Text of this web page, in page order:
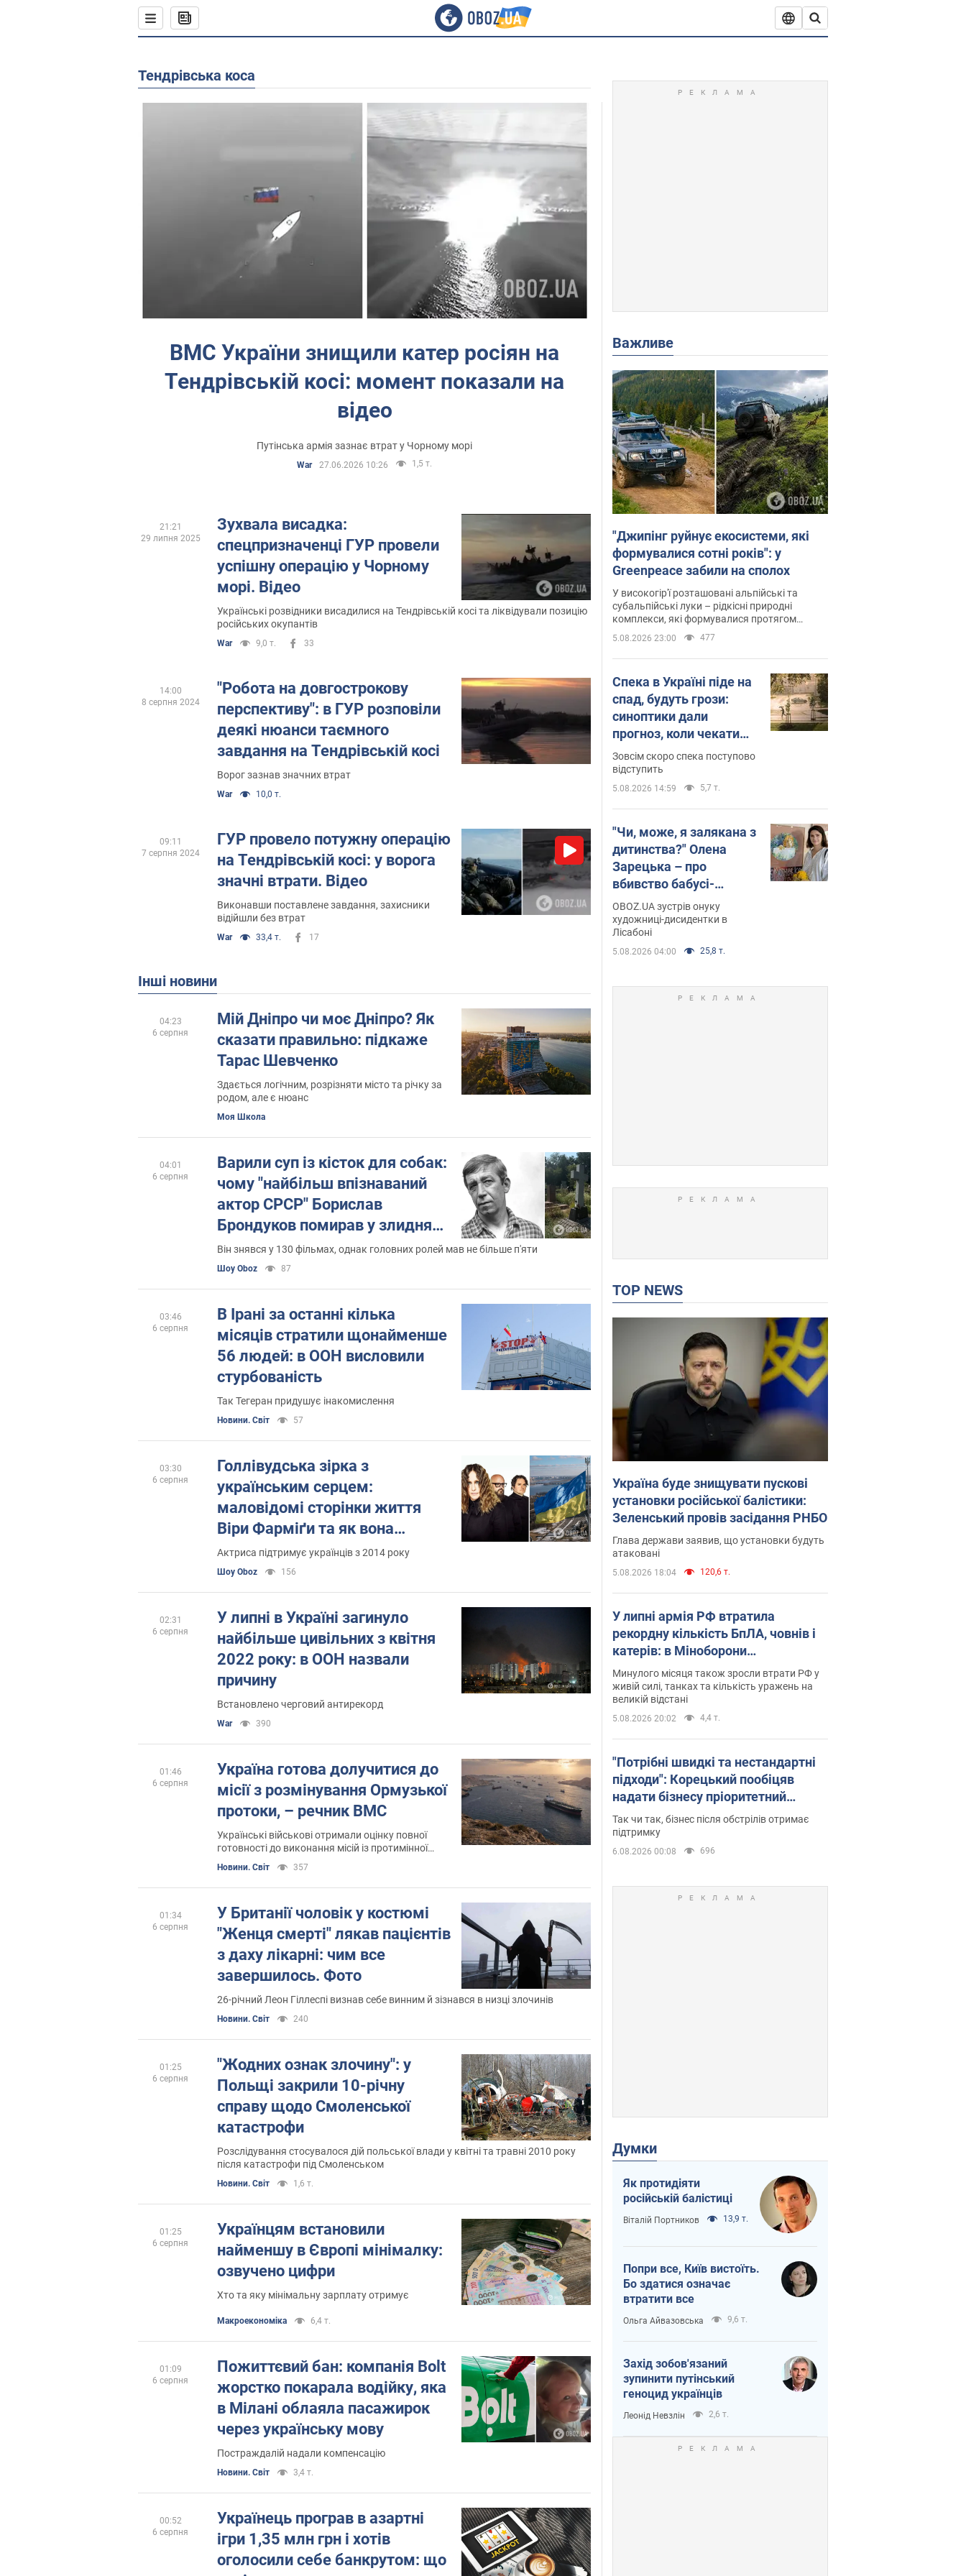
Тендрівська коса
ВМС України знищили катер росіян на
Тендрівській косі: момент показали на
відео
Путінська армія зазнає втрат у Чорному морі
War 27.06.2026 10:26 1,5 т.
Зухвала висадка:
спецпризначенці ГУР провели
успішну операцію у Чорному
морі. Відео
Українські розвідники висадилися на Тендрівській косі та ліквідували позицію
російських окупантів
War 9,0 т. 33
21:21
29 липня 2025
"Робота на довгострокову
перспективу": в ГУР розповіли
деякі нюанси таємного
завдання на Тендрівській косі
Ворог зазнав значних втрат
War 10,0 т.
14:00
8 серпня 2024
ГУР провело потужну операцію
на Тендрівській косі: у ворога
значні втрати. Відео
Виконавши поставлене завдання, захисники
відійшли без втрат
War 33,4 т. 17
09:11
7 серпня 2024
Інші новини
Мій Дніпро чи моє Дніпро? Як
сказати правильно: підкаже
Тарас Шевченко
Здається логічним, розрізняти місто та річку за
родом, але є нюанс
Моя Школа
04:23
6 серпня
Варили суп із кісток для собак:
чому "найбільш впізнаваний
актор СРСР" Борислав
Брондуков помирав у злиднях і
який вигляд має його скромна
могила
Він знявся у 130 фільмах, однак головних ролей мав не більше п'яти
Шоу Oboz 87
04:01
6 серпня
В Ірані за останні кілька
місяців стратили щонайменше
56 людей: в ООН висловили
стурбованість
Так Тегеран придушує інакомислення
Новини. Світ 57
03:46
6 серпня
Голлівудська зірка з
українським серцем:
маловідомі сторінки життя
Віри Фарміґи та як вона
змушує американців не
забувати про війну
Актриса підтримує українців з 2014 року
Шоу Oboz 156
03:30
6 серпня
У липні в Україні загинуло
найбільше цивільних з квітня
2022 року: в ООН назвали
причину
Встановлено черговий антирекорд
War 390
02:31
6 серпня
Україна готова долучитися до
місії з розмінування Ормузької
протоки, – речник ВМС
Українські військові отримали оцінку повної
готовності до виконання місій із протимінної
діяльності під час навчань Sea Breeze 2026
Новини. Світ 357
01:46
6 серпня
У Британії чоловік у костюмі
"Женця смерті" лякав пацієнтів
з даху лікарні: чим все
завершилось. Фото
26-річний Леон Гіллеспі визнав себе винним й зізнався в низці злочинів
Новини. Світ 240
01:34
6 серпня
"Жодних ознак злочину": у
Польщі закрили 10-річну
справу щодо Смоленської
катастрофи
Розслідування стосувалося дій польської влади у квітні та травні 2010 року
після катастрофи під Смоленськом
Новини. Світ 1,6 т.
01:25
6 серпня
Українцям встановили
найменшу в Європі мінімалку:
озвучено цифри
Хто та яку мінімальну зарплату отримує
Mакроекономіка 6,4 т.
01:25
6 серпня
Пожиттєвий бан: компанія Bolt
жорстко покарала водійку, яка
в Мілані облаяла пасажирок
через українську мову
Постраждалій надали компенсацію
Новини. Світ 3,4 т.
01:09
6 серпня
Українець програв в азартні
ігри 1,35 млн грн і хотів
оголосили себе банкрутом: що
00:52
6 серпня
Важливе
"Джипінг руйнує екосистеми, які
формувалися сотні років": у
Greenpeace забили на сполох
У високогір'ї розташовані альпійські та
субальпійські луки – рідкісні природні
комплекси, які формувалися протягом
5.08.2026 23:00 477
Спека в Україні піде на
спад, будуть грози:
синоптики дали
прогноз, коли чекати
зміни погоди
Зовсім скоро спека поступово
відступить
5.08.2026 14:59 5,7 т.
"Чи, може, я залякана з
дитинства?" Олена
Зарецька – про
вбивство бабусі-
дисидентки Алли
Горської, критику
Дмитра Стуса та втечу
в Португалію з 5 дітьми
OBOZ.UA зустрів онуку
художниці-дисидентки в
Лісабоні
5.08.2026 04:00 25,8 т.
TOP NEWS
Україна буде знищувати пускові
установки російської балістики:
Зеленський провів засідання РНБО
Глава держави заявив, що установки будуть
атаковані
5.08.2026 18:04 120,6 т.
У липні армія РФ втратила
рекордну кількість БпЛА, човнів і
катерів: в Міноборони
оприлюднили статистику
Минулого місяця також зросли втрати РФ у
живій силі, танках та кількість уражень на
великій відстані
5.08.2026 20:02 4,4 т.
"Потрібні швидкі та нестандартні
підходи": Корецький пообіцяв
надати бізнесу пріоритетний
доступ до наявних складських
приміщень
Так чи так, бізнес після обстрілів отримає
підтримку
6.08.2026 00:08 696
Думки
Як протидіяти
російській балістиці
Віталій Портников 13,9 т.
Попри все, Київ вистоїть.
Бо здатися означає
втратити все
Ольга Айвазовська 9,6 т.
Захід зобов'язаний
зупинити путінський
геноцид українців
Леонід Невзлін 2,6 т.